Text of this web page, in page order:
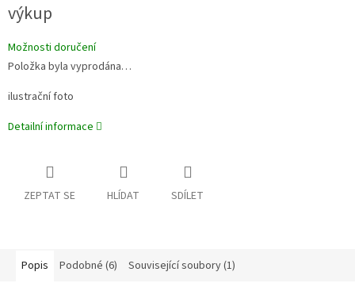
výkup
Možnosti doručení
Položka byla vyprodána…
ilustrační foto
Detailní informace
ZEPTAT SE HLÍDAT SDÍLET
Popis Podobné (6) Související soubory (1)